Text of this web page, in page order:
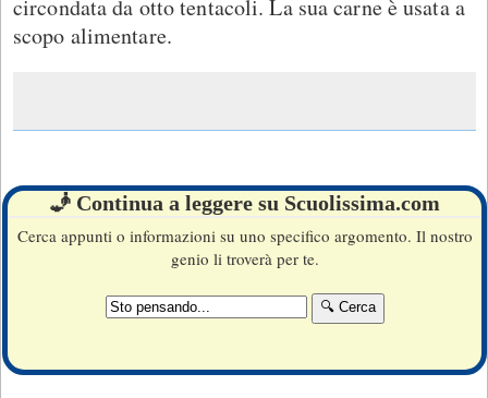
circondata da otto tentacoli. La sua carne è usata a
scopo alimentare.
🧞 Continua a leggere su Scuolissima.com
Cerca appunti o informazioni su uno specifico argomento. Il nostro
genio li troverà per te.